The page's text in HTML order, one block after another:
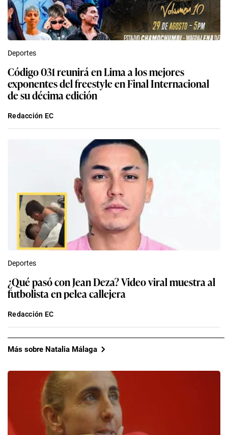
Deportes
Código 031 reunirá en Lima a los mejores
exponentes del freestyle en Final Internacional
de su décima edición
Redacción EC
Deportes
¿Qué pasó con Jean Deza? Video viral muestra al
futbolista en pelea callejera
Redacción EC
Más sobre Natalia Málaga